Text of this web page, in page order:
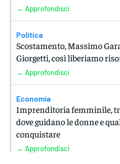
→ Approfondisci
Politica
Scostamento, Massimo
Giorgetti, così liberiamo
→ Approfondisci
Economia
Imprenditoria femminile,
dove guidano le donne e
conquistare
→ Approfondisci